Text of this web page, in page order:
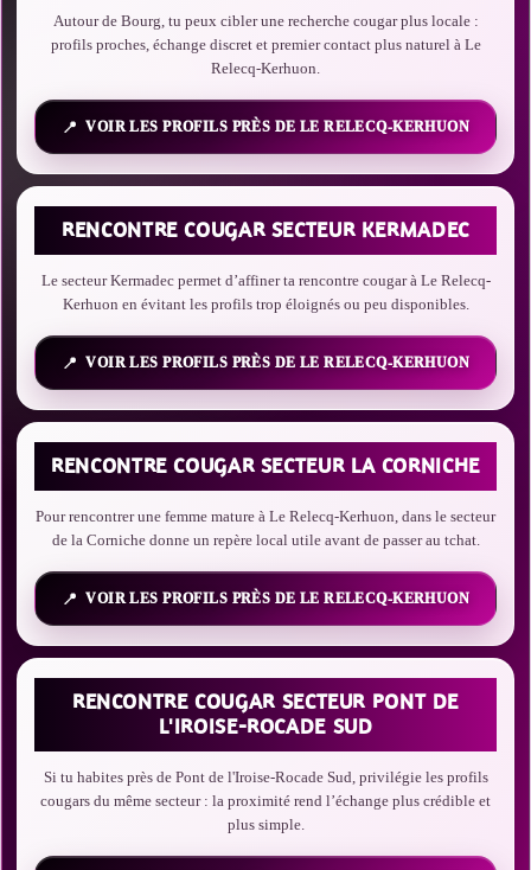
Autour de Bourg, tu peux cibler une recherche cougar plus locale :
profils proches, échange discret et premier contact plus naturel à Le
Relecq-Kerhuon.
VOIR LES PROFILS PRÈS DE LE RELECQ-KERHUON
RENCONTRE COUGAR SECTEUR KERMADEC
Le secteur Kermadec permet d’affiner ta rencontre cougar à Le Relecq-
Kerhuon en évitant les profils trop éloignés ou peu disponibles.
VOIR LES PROFILS PRÈS DE LE RELECQ-KERHUON
RENCONTRE COUGAR SECTEUR LA CORNICHE
Pour rencontrer une femme mature à Le Relecq-Kerhuon, dans le secteur
de la Corniche donne un repère local utile avant de passer au tchat.
VOIR LES PROFILS PRÈS DE LE RELECQ-KERHUON
RENCONTRE COUGAR SECTEUR PONT DE
L'IROISE-ROCADE SUD
Si tu habites près de Pont de l'Iroise-Rocade Sud, privilégie les profils
cougars du même secteur : la proximité rend l’échange plus crédible et
plus simple.